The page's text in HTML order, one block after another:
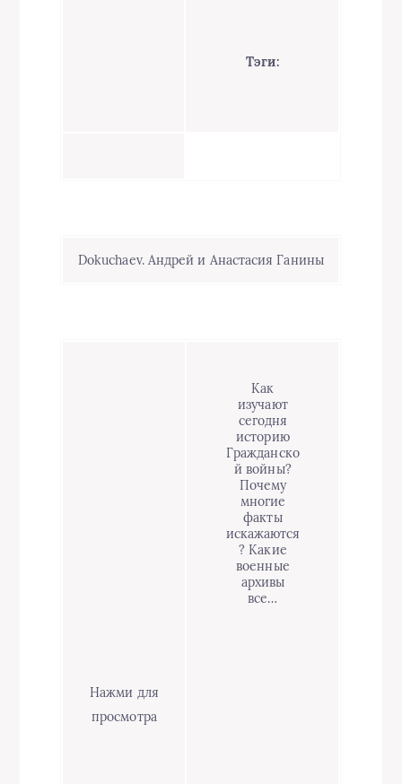
Тэги:
Dokuchaev. Андрей и Анастасия Ганины
Нажми для
просмотра
Как
изучают
сегодня
историю
Гражданско
й войны?
Почему
многие
факты
искажаются
? Какие
военные
архивы
все…